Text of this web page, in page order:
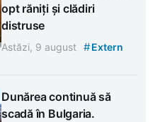
opt răniți și clădiri
distruse
Astăzi, 9 august #Extern
Dunărea continuă să
scadă în Bulgaria.